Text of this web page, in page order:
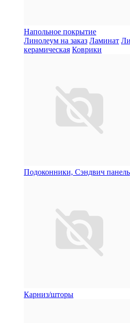
Напольное покрытие
Линолеум на заказ Ламинат
керамическая Коврики
Подоконники, Сэндвич панель
Карниз/шторы